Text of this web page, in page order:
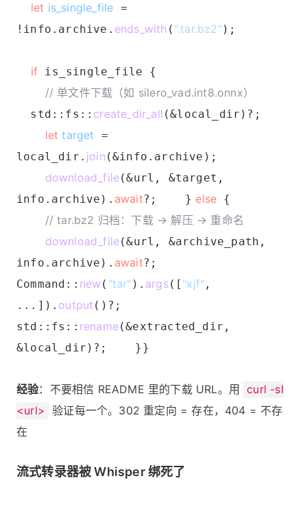
let is_single_file =
!info.archive. ends_with ( ".tar.bz2");
if is_single_file {
// 单文件下载（如 silero_vad.int8.onnx）
std::fs:: create_dir_all (&local_dir)?;
let target =
local_dir. join (&info.archive);
download_file(&url, &target,
info.archive). await?; } else {
// tar.bz2 归档：下载 → 解压 → 重命名
download_file(&url, &archive_path,
info.archive). await?;
Command:: new ( "tar" ). args([ "xjf" ,
...]). output ()?;
std::fs:: rename(&extracted_dir,
&local_dir)?; }}
经验：不要相信 README 里的下载 URL。用
curl -sI
<url> 验证每一个。302 重定向 = 存在，404 = 不存
在
流式转录器被 Whisper 绑死了